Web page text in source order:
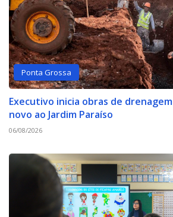
Ponta Grossa
Executivo inicia obras de
novo ao Jardim Paraíso
06/08/2026